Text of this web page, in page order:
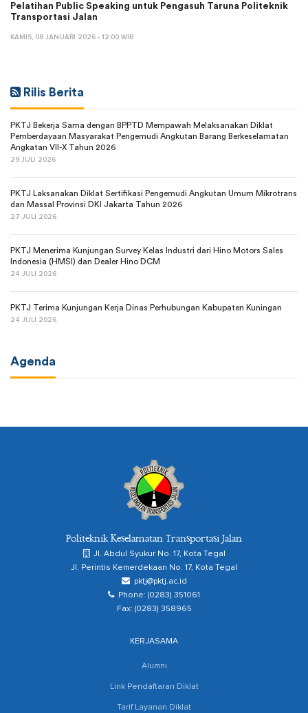
Pelatihan Public Speaking untuk Pengasuh Taruna Politeknik
Transportasi Jalan
KAMIS, 08 JANUARI 2026 - 12:00 WIB
Rilis Berita
PKTJ Bekerja Sama dengan BPPTD Mempawah Melaksanakan Diklat
Pemberdayaan Masyarakat Pengemudi Angkutan Barang Berkeselamatan
Angkatan VII-X Tahun 2026
29 JULI 2026
PKTJ Laksanakan Diklat Sertifikasi Pengemudi Angkutan Umum Mikrotrans
dan Massal Provinsi DKI Jakarta Tahun 2026
27 JULI 2026
PKTJ Menerima Kunjungan Survey Kelas Industri dari Hino Motors Sales
Indonesia (HMSI) dan Dealer Hino DCM
24 JULI 2026
PKTJ Terima Kunjungan Kerja Dinas Perhubungan Kabupaten Kuningan
24 JULI 2026
Agenda
Politeknik Keselamatan Transportasi Jalan
Jl. Abdul Syukur No. 17, Kota Tegal
Jl. Perintis Kemerdekaan No. 17, Kota Tegal
pktj@pktj.ac.id
Phone: (0283) 351061
Fax: (0283) 358965
KERJASAMA
Alumni
Link Pendaftaran Diklat
Tarif Layanan Diklat